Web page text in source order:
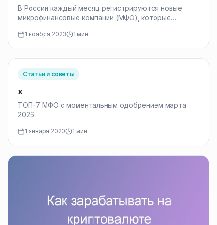
В России каждый месяц регистрируются новые
микрофинансовые компании (МФО), которые
ноябрю 2023 года было…
1 ноября 2023 1 мин
Статьи и советы
x
ТОП-7 МФО с моментальным одобрением марта
2026
1 января 2020 1 мин